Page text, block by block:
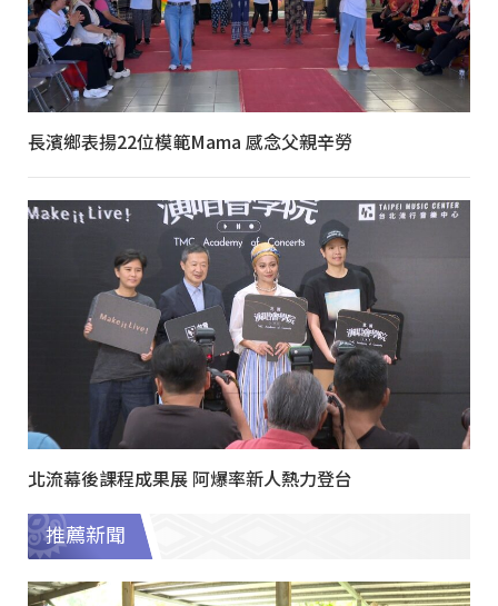
長濱鄉表揚22位模範Mama 感念父親辛勞
北流幕後課程成果展 阿爆率新人熱力登台
推薦新聞